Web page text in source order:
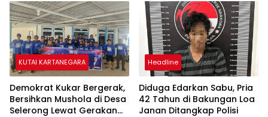
KUTAI KARTANEGARA
Demokrat Kukar Bergerak,
Bersihkan Mushola di Desa
Selerong Lewat Gerakan
Headline
Diduga Edarkan Sabu, Pria
42 Tahun di Bakungan Loa
Janan Ditangkap Polisi